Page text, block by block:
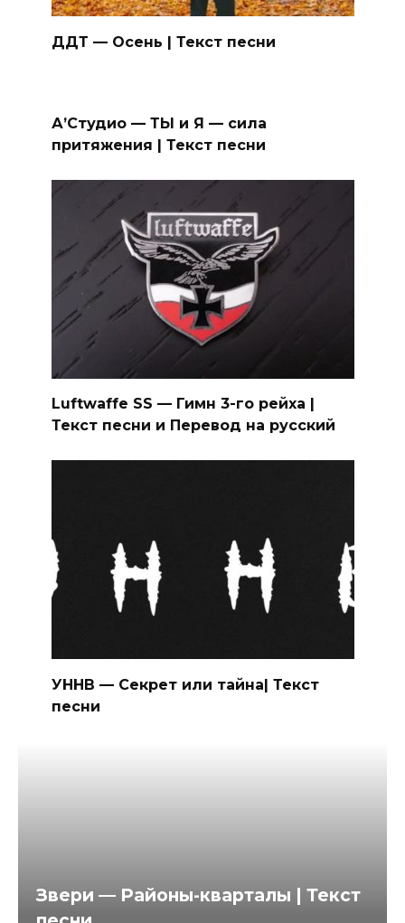
ДДТ — Осень | Текст песни
А’Студио — ТЫ и Я — сила
притяжения | Текст песни
Luftwaffe SS — Гимн 3-го рейха |
Текст песни и Перевод на русский
УННВ — Секрет или тайна| Текст
песни
Звери — Районы-кварталы | Текст